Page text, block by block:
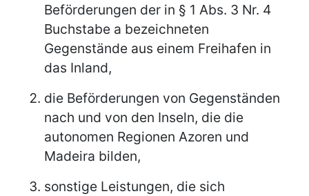
Beförderungen der in § 1 Abs. 3 Nr. 4
Buchstabe a bezeichneten
Gegenstände aus einem Freihafen in
das Inland,
die Beförderungen von Gegenständen
nach und von den Inseln, die die
autonomen Regionen Azoren und
Madeira bilden,
sonstige Leistungen, die sich